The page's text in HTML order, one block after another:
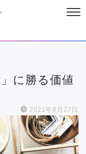
に勝る価値
2021年8月27日